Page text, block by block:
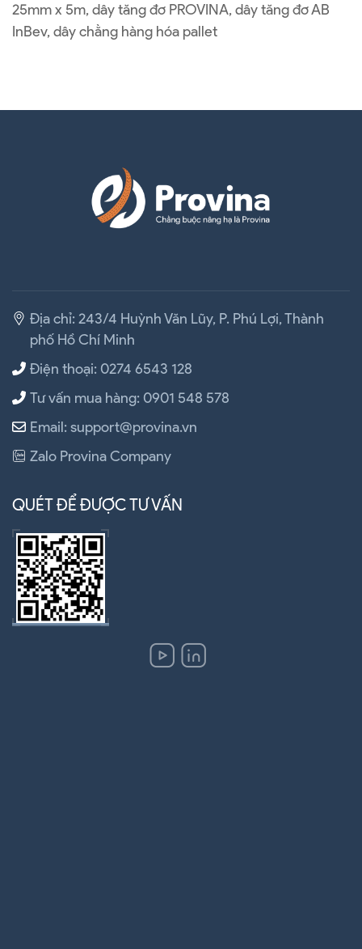
25mm x 5m, dây tăng đơ PROVINA, dây tăng đơ AB
InBev, dây chằng hàng hóa pallet
Địa chỉ: 243/4 Huỳnh Văn Lũy, P. Phú Lợi, Thành
phố Hồ Chí Minh
Điện thoại: 0274 6543 128
Tư vấn mua hàng: 0901 548 578
Email: support@provina.vn
Zalo Provina Company
QUÉT ĐỂ ĐƯỢC TƯ VẤN